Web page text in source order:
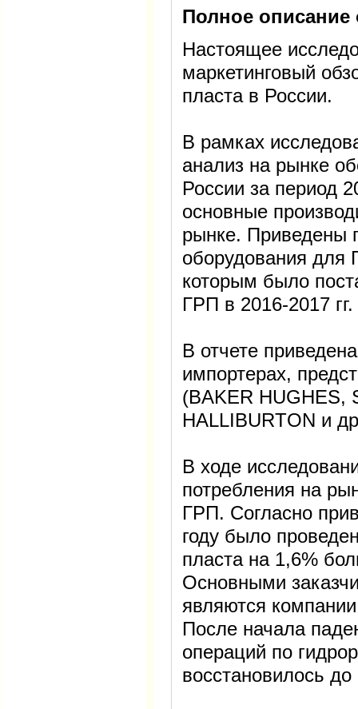
Полное описание
Настоящее
маркетинговый
пласта в России.
В рамках
анализ на рынке
России за период
основные
рынке. Приведены
оборудования для
которым было
ГРП в 2016-2017 гг.
В отчете
импортерах,
(BAKER HUGHES,
HALLIBURTON и
В ходе
потребления на
ГРП. Согласно
году было
пласта на 1,6%
Основными
являются
После начала
операций по
восстановилось до